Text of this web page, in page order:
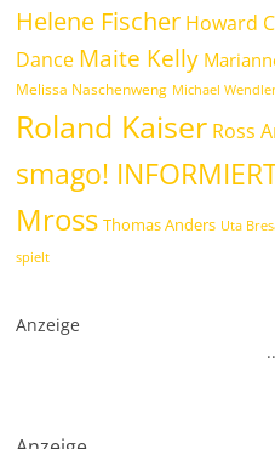
Helene Fischer Howard
Dance Maite Kelly
Melissa Naschenweng Michael
Roland Kaiser Ross
smago!
Mross Thomas Anders Uta
spielt
Anzeige
..